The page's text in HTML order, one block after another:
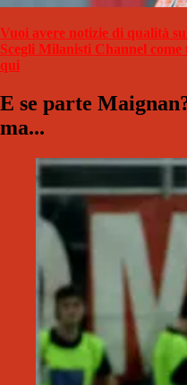
Vuoi avere notizie di qualità
Scegli Milanisti Channel
qui
E se parte
ma...